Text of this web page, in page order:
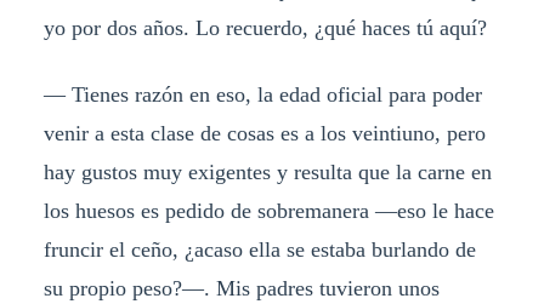
yo por dos años. Lo recuerdo, ¿qué haces tú aquí?
— Tienes razón en eso, la edad oficial para poder
venir a esta clase de cosas es a los veintiuno, pero
hay gustos muy exigentes y resulta que la carne en
los huesos es pedido de sobremanera —eso le hace
fruncir el ceño, ¿acaso ella se estaba burlando de
su propio peso?—. Mis padres tuvieron unos